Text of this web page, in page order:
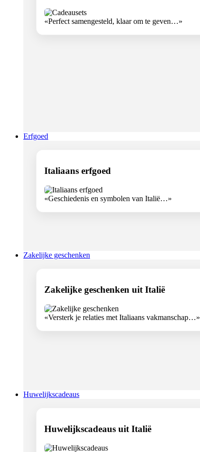
«Perfect samengesteld, klaar om te geven…»
Erfgoed
Italiaans erfgoed
«Geschiedenis en symbolen van Italië…»
Zakelijke geschenken
Zakelijke geschenken uit Italië
«Versterk je relaties met Italiaans vakmanschap…»
Huwelijkscadeaus
Huwelijkscadeaus uit Italië